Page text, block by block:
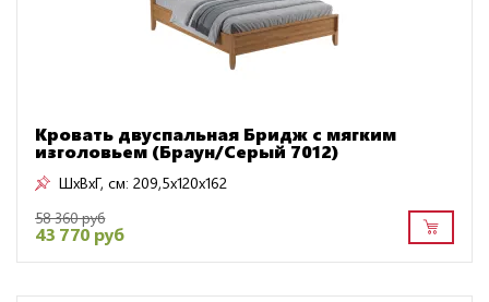
Кровать двуспальная Бридж с мягким
изголовьем (Браун/Серый 7012)
ШxВxГ, см: 209,5x120x162
58 360 руб
43 770 руб